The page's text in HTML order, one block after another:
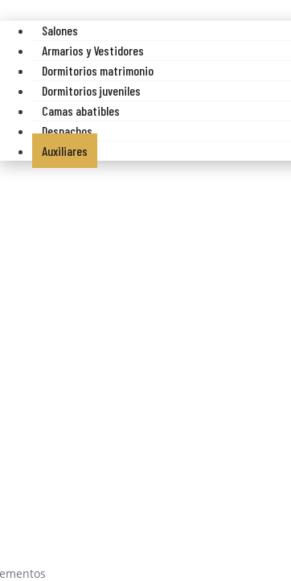
Salones
Armarios y Vestidores
Dormitorios matrimonio
Dormitorios juveniles
Camas abatibles
Despachos
Auxiliares